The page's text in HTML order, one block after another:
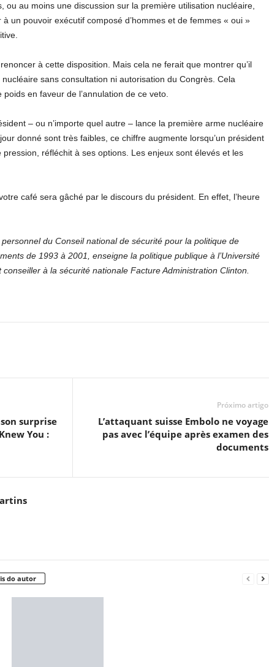
ou au moins une discussion sur la première utilisation nucléaire,
un pouvoir exécutif composé d’hommes et de femmes « oui »
à cette disposition. Mais cela ne ferait que montrer qu’il
sans consultation ni autorisation du Congrès. Cela
en faveur de l’annulation de ce veto.
– ​​ou n’importe quel autre – lance la première arme nucléaire
donné sont très faibles, ce chiffre augmente lorsqu’un président
réfléchit à ses options. Les enjeux sont élevés et les
café sera gâché par le discours du président. En effet, l’heure
du Conseil national de sécurité pour la politique de
de 1993 à 2001, enseigne la politique publique à l’Université
à la sécurité nationale FactureAdministration Clinton.
surprise
You :
Próximo artigo
L’attaquant suisse Embolo ne voyage
pas avec l’équipe après examen des
documents
do autor